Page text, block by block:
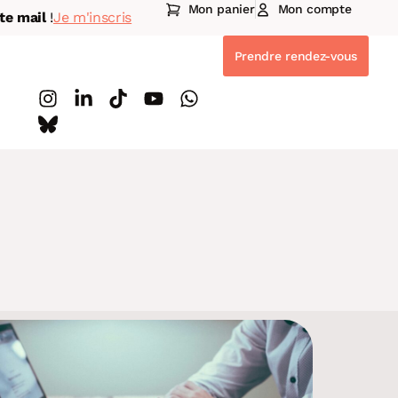
mail!Je m'inscris Mon panier Mon compte
Prendre rendez-vous